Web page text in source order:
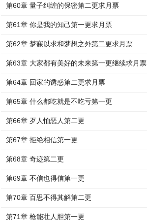
第60章 量子纠缠的保密第二更求月票
第61章 你是我的知己第一更求月票
第62章 梦寐以求和梦想之外第二更求月票
第63章 大家都有美好的未来第一更继续求月票
第64章 回家的诱惑第二更求月票
第65章 什么都吃就是不吃亏第一更
第66章 歹人怕恶人第二更
第67章 拒绝相信第一更
第68章 奇迹第二更
第69章 不信也得信第一更
第70章 百思不得其解第二更
第71章 枪能壮人胆第一更